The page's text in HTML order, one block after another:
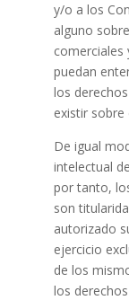
y/o a los
alguno
comerciales
puedan
los
existir sobre
De igual
intelectual de
por tanto,
son
autorizado
ejercicio
de los
los